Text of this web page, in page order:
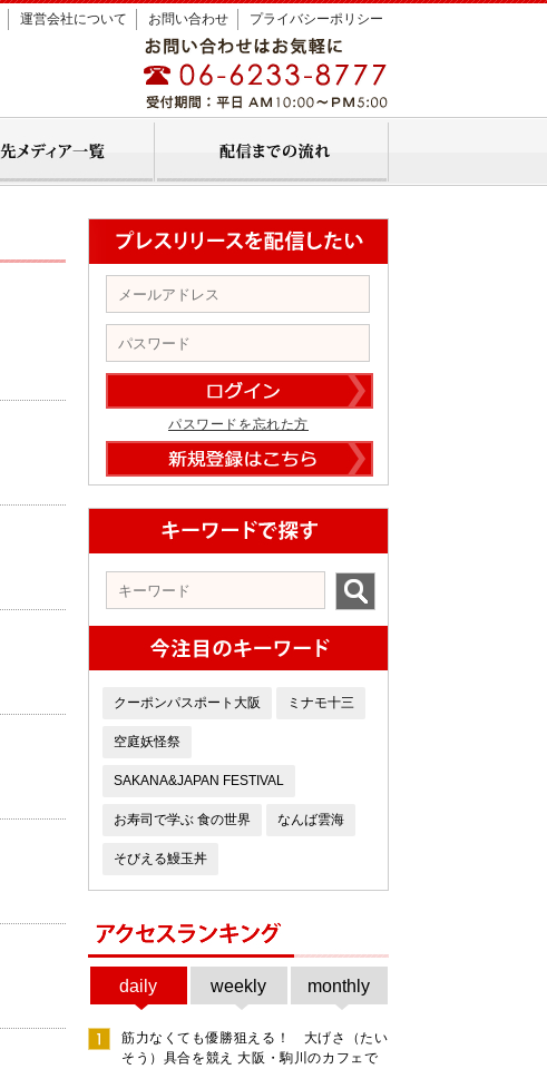
運営会社について お問い合わせ プライバシーポリシー
パスワードを忘れた方
クーポンパスポート大阪 ミナモ十三
空庭妖怪祭
SAKANA&JAPAN FESTIVAL
お寿司で学ぶ 食の世界 なんば雲海
そびえる鰻玉丼
daily weekly monthly
筋力なくても優勝狙える！ 大げさ（たい
そう）具合を競え 大阪・駒川のカフェで